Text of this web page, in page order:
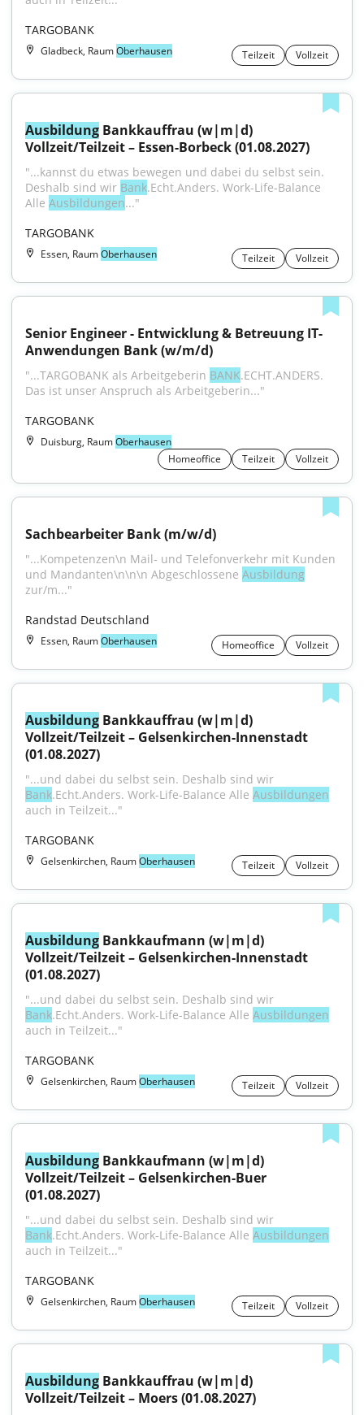
TARGOBANK
Gladbeck, RaumOberhausen Teilzeit Vollzeit
Ausbildung Bankkauffrau (w|m|d)
Vollzeit/Teilzeit – Essen-Borbeck (01.08.2027)
"...kannst du etwas bewegen und dabei du selbst sein.
Deshalb sind wir Bank.Echt.Anders. Work-Life-Balance
Alle Ausbildungen..."
TARGOBANK
Essen, RaumOberhausen Teilzeit Vollzeit
Senior Engineer - Entwicklung & Betreuung IT-
Anwendungen Bank (w/m/d)
"...TARGOBANK als Arbeitgeberin BANK.ECHT.ANDERS.
Das ist unser Anspruch als Arbeitgeberin..."
TARGOBANK
Duisburg, RaumOberhausen
Homeoffice
Teilzeit Vollzeit
Sachbearbeiter Bank (m/w/d)
"...Kompetenzen\n Mail- und Telefonverkehr mit Kunden
und Mandanten\n\n\n Abgeschlossene Ausbildung
zur/m..."
Randstad Deutschland
Essen, RaumOberhausen Homeoffice Vollzeit
Ausbildung Bankkauffrau (w|m|d)
Vollzeit/Teilzeit – Gelsenkirchen-Innenstadt
(01.08.2027)
Bank.Echt.Anders. Work-Life-Balance Alle Ausbildungen
auch in Teilzeit..."
TARGOBANK
Gelsenkirchen, RaumOberhausen Teilzeit Vollzeit
Ausbildung Bankkaufmann (w|m|d)
Vollzeit/Teilzeit – Gelsenkirchen-Innenstadt
(01.08.2027)
Bank.Echt.Anders. Work-Life-Balance Alle Ausbildungen
auch in Teilzeit..."
TARGOBANK
Gelsenkirchen, RaumOberhausen Teilzeit Vollzeit
Ausbildung Bankkaufmann (w|m|d)
Vollzeit/Teilzeit – Gelsenkirchen-Buer
(01.08.2027)
Bank.Echt.Anders. Work-Life-Balance Alle Ausbildungen
auch in Teilzeit..."
TARGOBANK
Gelsenkirchen, RaumOberhausen Teilzeit Vollzeit
Ausbildung Bankkauffrau (w|m|d)
Vollzeit/Teilzeit – Moers (01.08.2027)